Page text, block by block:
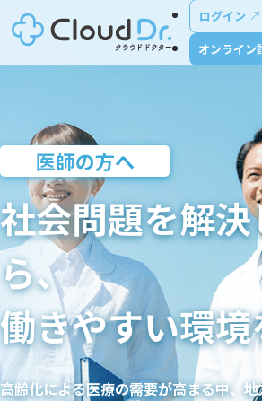
ログイン
オンライン
医師の方へ
社会問題を解
ら、
働きやすい環
高齢化による医療の需要が高まる中、